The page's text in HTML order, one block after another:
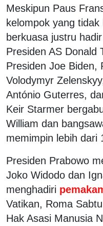
Meskipun Paus
kelompok yang
berkuasa justru
Presiden AS Donald
Presiden Joe Biden,
Volodymyr
António Guterres,
Keir Starmer
William dan
memimpin lebih dari
Presiden Prabowo
Joko Widodo dan
menghadiri
Vatikan, Roma
Hak Asasi Manusia